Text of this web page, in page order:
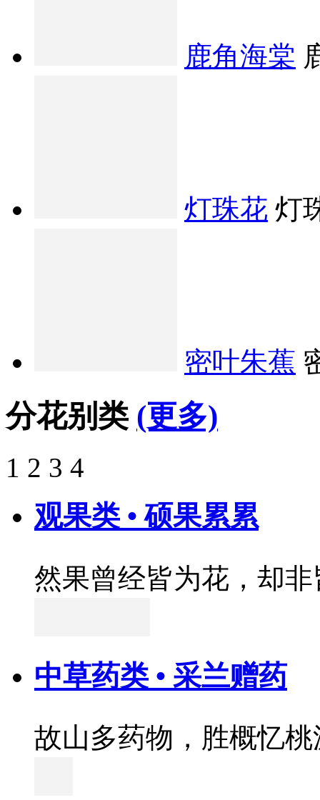
鹿角海棠
灯珠花 灯
密叶朱蕉
分花别类 (更多)
1 2 3 4
观果类 • 硕果累累
然果曾经皆为花，却
中草药类 • 采兰赠药
故山多药物，胜概忆桃